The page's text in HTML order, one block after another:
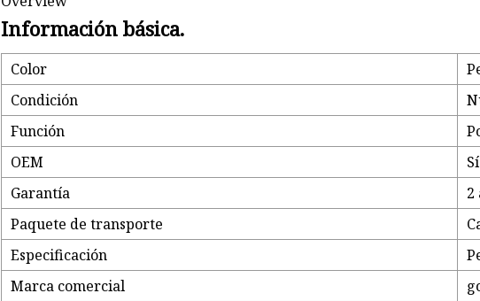
Información básica.
Color
Condición
Función
OEM
Sí
Garantía
2
Paquete de transporte
Especificación
Marca comercial